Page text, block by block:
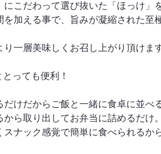
こだわって選び抜いた「ほっけ」
加える事で、旨みが凝縮された至
一層美味しくお召し上がり頂けます
っても便利！
だけだからご飯と一緒に食卓に並べ
から取り出してお弁当に詰めるだけ。
スナック感覚で簡単に食べられるか